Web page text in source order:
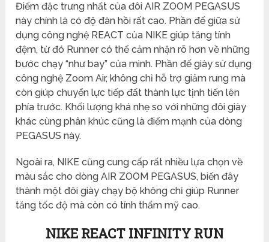
Điểm đặc trưng nhất của đôi AIR ZOOM PEGASUS
này chính là có độ đàn hồi rất cao. Phần đế giữa sử
dụng công nghệ REACT của NIKE giúp tăng tính
đệm, từ đó Runner có thể cảm nhận rõ hơn về những
bước chạy “như bay” của mình. Phần đế giày sử dụng
công nghệ Zoom Air, không chỉ hỗ trợ giảm rung mà
còn giúp chuyển lực tiếp đất thành lực tịnh tiến lên
phía trước. Khối lượng khá nhẹ so với những đôi giày
khác cùng phân khúc cũng là điểm mạnh của dòng
PEGASUS này.
Ngoài ra, NIKE cũng cung cấp rất nhiều lựa chọn về
màu sắc cho dòng AIR ZOOM PEGASUS, biến đây
thành một đôi giày chạy bộ không chỉ giúp Runner
tăng tốc độ mà còn có tính thẩm mỹ cao.
NIKE REACT INFINITY RUN